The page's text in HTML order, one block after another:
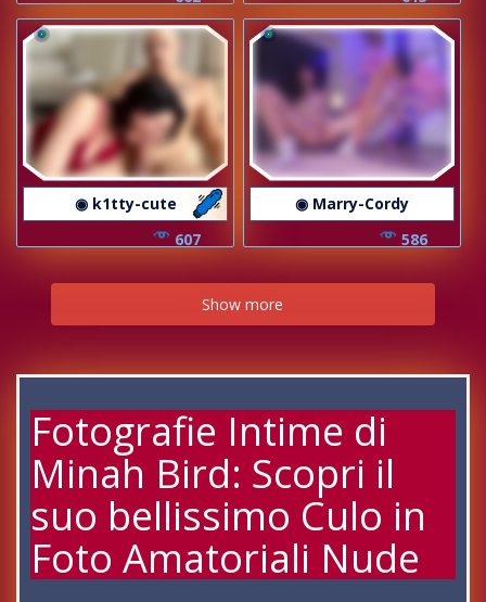
◉ k1tty-cute
607
◉ Marry-Cordy
586
Show more
Fotografie Intime di
Minah Bird: Scopri il
suo bellissimo Culo in
Foto Amatoriali Nude